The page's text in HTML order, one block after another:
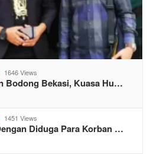
1646 Views
Bodong Bekasi, Kuasa Hu…
1451 Views
Diduga Para Korban …